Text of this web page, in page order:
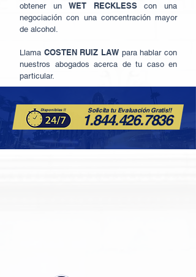
obtener unWET RECKLESScon una
negociación con una concentración mayor
de alcohol.
Llama COSTEN RUIZ LAW para hablar con
nuestros abogados acerca de tu caso en
particular.
Solicita tu EvaluaciónGratis!!
Disponibles !!
1.844.426.7836